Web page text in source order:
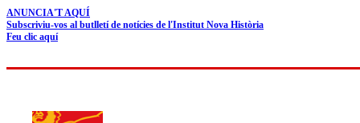
ANUNCIA'T AQUÍ
Subscriviu-vos al butlletí de notícies de l'Institut Nova Història
Feu clic aquí